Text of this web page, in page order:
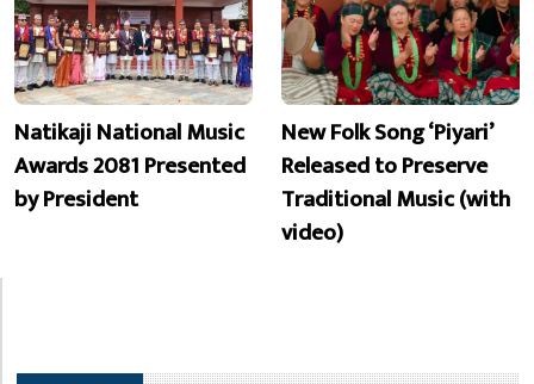
Natikaji National Music
Awards 2081 Presented
by President
New Folk Song ‘Piyari’
Released to Preserve
Traditional Music (with
video)